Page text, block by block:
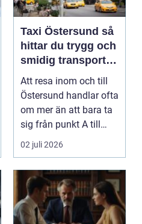
Taxi Östersund så
hittar du trygg och
smidig transport
året runt
Att resa inom och till
Östersund handlar ofta
om mer än att bara ta
sig från punkt A till
punkt B. M...
02 juli 2026